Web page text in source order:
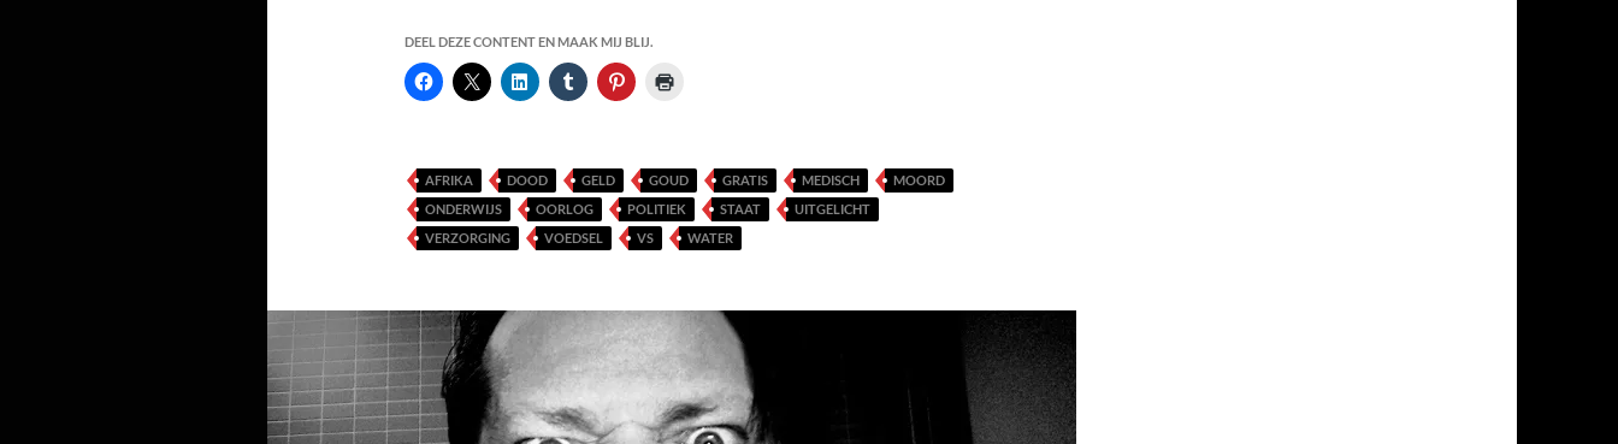
DEEL DEZE CONTENT EN MAAK MIJ BLIJ.
AFRIKA DOOD GELD GOUD GRATIS MEDISCH
MOORD
ONDERWIJS
OORLOG POLITIEK STAAT
UITGELICHT
VERZORGING
VOEDSEL VS WATER